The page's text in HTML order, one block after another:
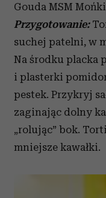
Gouda MSM
Przygotowanie:
suchej patelni, w
Na środku placka
i plasterki
pestek. Przykryj
zaginając dolny
„rolując” bok.
mniejsze kawałki.